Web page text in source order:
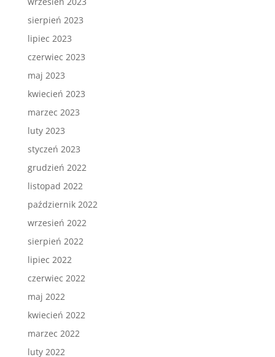
sierpień 2023
lipiec 2023
czerwiec 2023
maj 2023
kwiecień 2023
marzec 2023
luty 2023
styczeń 2023
grudzień 2022
listopad 2022
październik 2022
wrzesień 2022
sierpień 2022
lipiec 2022
czerwiec 2022
maj 2022
kwiecień 2022
marzec 2022
luty 2022